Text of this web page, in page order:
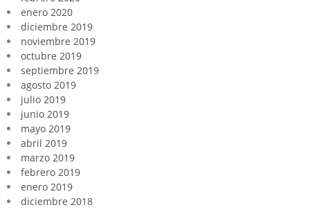
enero 2020
diciembre 2019
noviembre 2019
octubre 2019
septiembre 2019
agosto 2019
julio 2019
junio 2019
mayo 2019
abril 2019
marzo 2019
febrero 2019
enero 2019
diciembre 2018